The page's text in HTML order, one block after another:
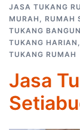
JASA TUKANG
MURAH , RUMAH
TUKANG
TUKANG HARIAN ,
TUKANG RUMAH
Jasa